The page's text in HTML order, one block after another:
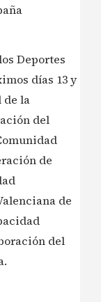
Deportes
días 13 y
de la
del
de
de
del